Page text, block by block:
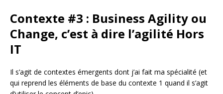
Contexte #3 : Business Agility ou
Change, c’est à dire l’agilité Hors
IT
Il s’agit de contextes émergents dont j’ai fait ma spécialité (et
qui reprend les éléments de base du contexte 1 quand il s’agit